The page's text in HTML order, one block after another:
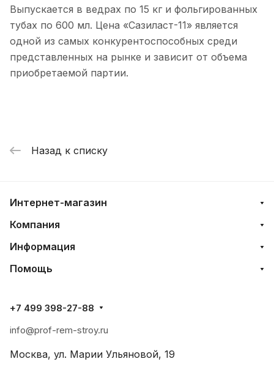
Выпускается в ведрах по 15 кг и фольгированных
тубах по 600 мл. Цена «Сазиласт-11» является
одной из самых конкурентоспособных среди
представленных на рынке и зависит от объема
приобретаемой партии.
Назад к списку
Интернет-магазин
Компания
Информация
Помощь
+7 499 398-27-88
info@prof-rem-stroy.ru
Москва, ул. Марии Ульяновой, 19